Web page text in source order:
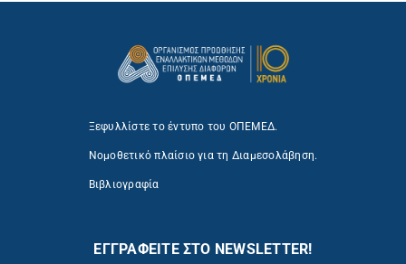
Ξεφυλλίστε το έντυπο του ΟΠΕΜΕΔ.
Νομοθετικό πλαίσιο για τη Διαμεσολάβηση.
Βιβλιογραφία
ΕΓΓΡΑΦΕΙΤΕ ΣΤΟ NEWSLETTER!